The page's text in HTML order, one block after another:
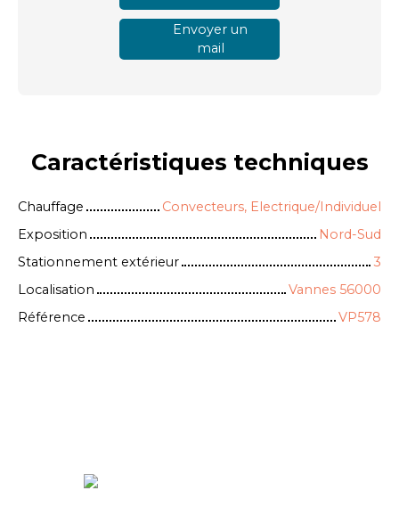
Envoyer un
mail
Caractéristiques techniques
Chauffage
Convecteurs, Electrique/Individuel
Exposition
Nord-Sud
Stationnement extérieur
3
Localisation
Vannes 56000
Référence
VP578